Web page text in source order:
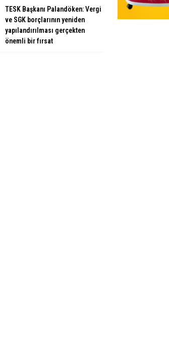
TESK Başkanı Palandöken: Vergi
ve SGK borçlarının yeniden
yapılandırılması gerçekten
önemli bir fırsat